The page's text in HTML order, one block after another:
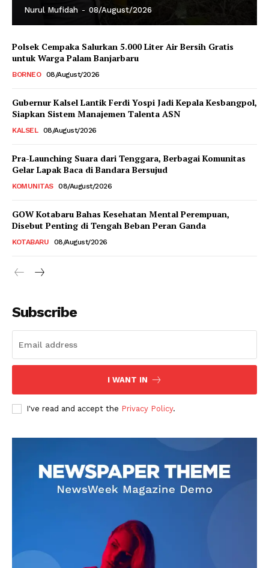
Nurul Mufidah - 08/August/2026
Polsek Cempaka Salurkan 5.000 Liter Air Bersih Gratis
untuk Warga Palam Banjarbaru
BORNEO 08/August/2026
Gubernur Kalsel Lantik Ferdi Yospi Jadi Kepala Kesbangpol,
Siapkan Sistem Manajemen Talenta ASN
KALSEL 08/August/2026
Pra-Launching Suara dari Tenggara, Berbagai Komunitas
Gelar Lapak Baca di Bandara Bersujud
KOMUNITAS 08/August/2026
GOW Kotabaru Bahas Kesehatan Mental Perempuan,
Disebut Penting di Tengah Beban Peran Ganda
KOTABARU 08/August/2026
Subscribe
I WANT IN
I've read and accept the Privacy Policy.